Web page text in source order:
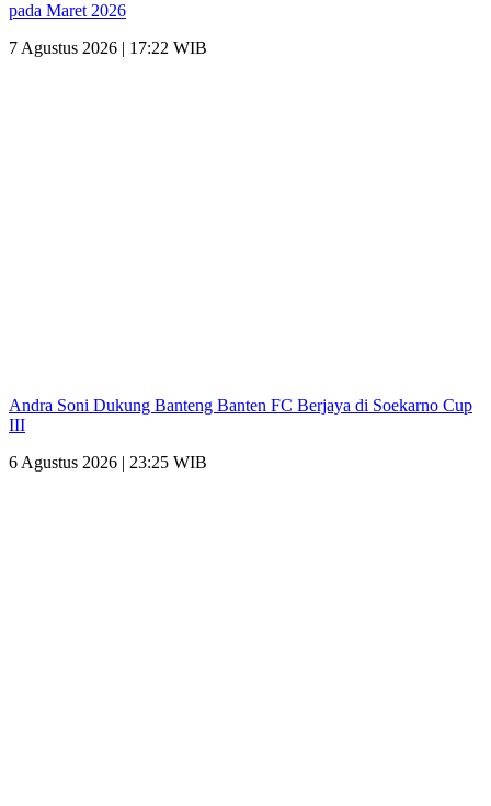
pada Maret 2026
7 Agustus 2026 | 17:22 WIB
Andra Soni Dukung Banteng Banten FC Berjaya di Soekarno Cup
III
6 Agustus 2026 | 23:25 WIB